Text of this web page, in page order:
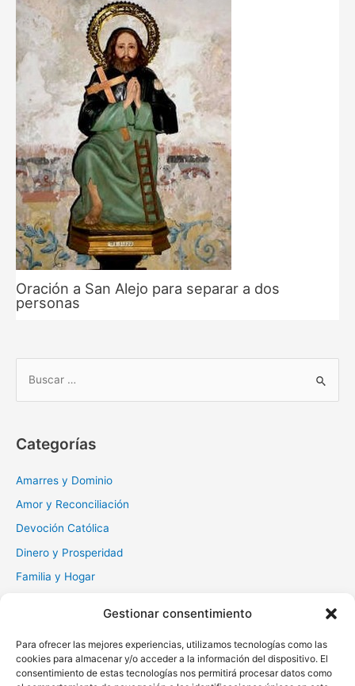
Gestionar consentimiento
Para ofrecer las mejores experiencias, utilizamos tecnologías como las
cookies para almacenar y/o acceder a la información del dispositivo. El
consentimiento de estas tecnologías nos permitirá procesar datos como
Oración a San Alejo para separar a dos
personas
a
r
Categorías
Amarres y Dominio
Amor y Reconciliación
Devoción Católica
Dinero y Prosperidad
Familia y Hogar
Muerte y Difuntos
Oraciones Diarias